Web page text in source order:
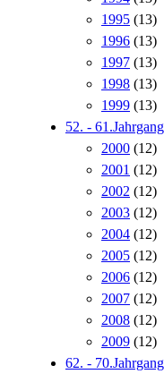
1995 (13)
1996 (13)
1997 (13)
1998 (13)
1999 (13)
52. - 61.Jahrgang
2000 (12)
2001 (12)
2002 (12)
2003 (12)
2004 (12)
2005 (12)
2006 (12)
2007 (12)
2008 (12)
2009 (12)
62. - 70.Jahrgang